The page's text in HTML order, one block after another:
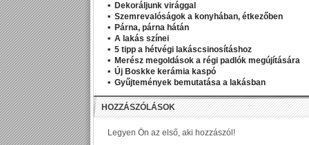
Dekoráljunk virággal
Szemrevalóságok a konyhában, étkezőben
Párna, párna hátán
A lakás színei
5 tipp a hétvégi lakáscsinosításhoz
Merész megoldások a régi padlók megújítására
Új Boskke kerámia kaspó
Gyűjtemények bemutatása a lakásban